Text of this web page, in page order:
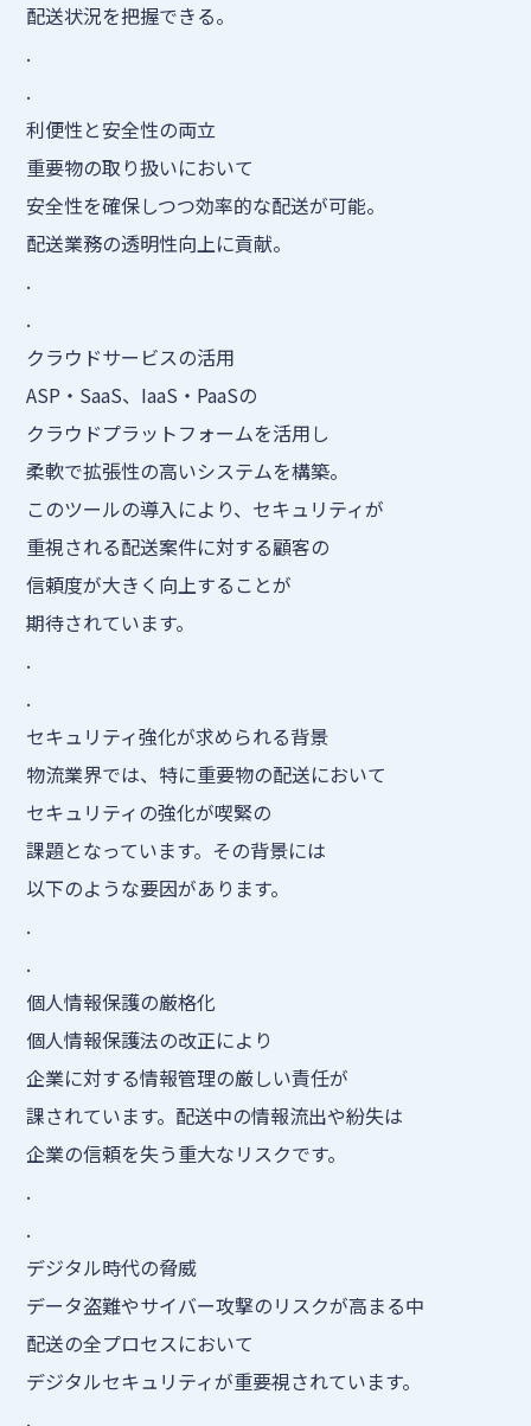
配送状況を把握できる。
.
.
利便性と安全性の両立
重要物の取り扱いにおいて
安全性を確保しつつ効率的な配送が可能。
配送業務の透明性向上に貢献。
.
.
クラウドサービスの活用
ASP・SaaS、IaaS・PaaSの
クラウドプラットフォームを活用し
柔軟で拡張性の高いシステムを構築。
このツールの導入により、セキュリティが
重視される配送案件に対する顧客の
信頼度が大きく向上することが
期待されています。
.
.
セキュリティ強化が求められる背景
物流業界では、特に重要物の配送において
セキュリティの強化が喫緊の
課題となっています。その背景には
以下のような要因があります。
.
.
個人情報保護の厳格化
個人情報保護法の改正により
企業に対する情報管理の厳しい責任が
課されています。配送中の情報流出や紛失は
企業の信頼を失う重大なリスクです。
.
.
デジタル時代の脅威
データ盗難やサイバー攻撃のリスクが高まる中
配送の全プロセスにおいて
デジタルセキュリティが重要視されています。
.